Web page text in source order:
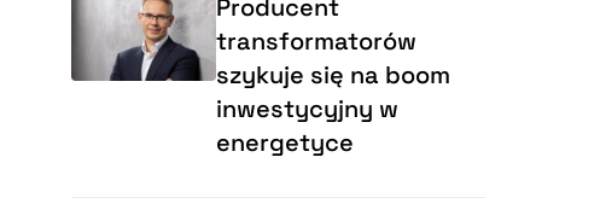
Producent
transformatorów
szykuje się na boom
inwestycyjny w
energetyce